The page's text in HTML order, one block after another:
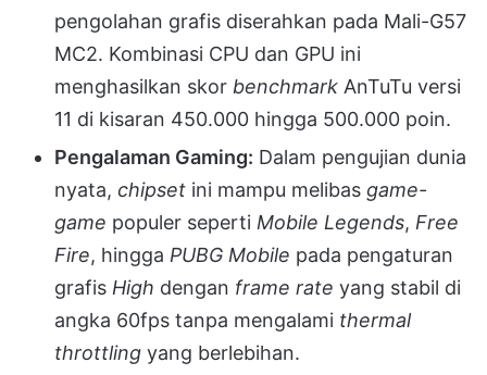
pengolahan grafis diserahkan pada Mali-G57
MC2. Kombinasi CPU dan GPU ini
menghasilkan skor benchmark AnTuTu versi
11 di kisaran 450.000 hingga 500.000 poin.
Pengalaman Gaming: Dalam pengujian dunia
nyata, chipset ini mampu melibas game-
game populer seperti Mobile Legends, Free
Fire, hingga PUBG Mobile pada pengaturan
grafis High dengan frame rate yang stabil di
angka 60fps tanpa mengalami thermal
throttling yang berlebihan.